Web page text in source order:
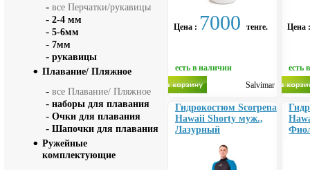
Цена : 7000 тенге.
есть в наличии
Salvimar
Цена
есть
Гидрокостюм Scorpena
Hawaii Shorty муж.,
Лазурный
- все Перчатки/рукавицы
- 2-4 мм
- 5-6мм
- 7мм
- рукавицы
Плавание/ Пляжное
- все Плавание/ Пляжное
- наборы для плавания
- Очки для плавания
- Шапочки для плавания
Ружейные
комплектующие